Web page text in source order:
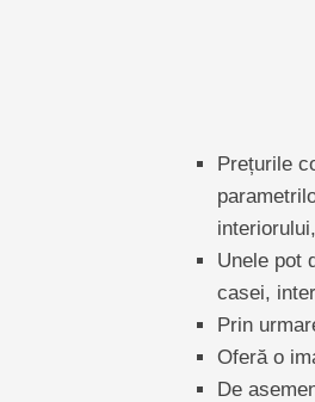
Prețurile
Unele pot
casei,
Prin
Oferă o
De